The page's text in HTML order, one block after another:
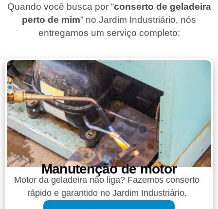
Quando você busca por “conserto de geladeira
perto de mim” no Jardim Industriário, nós
entregamos um serviço completo:
Manutenção de motor
Motor da geladeira não liga? Fazemos conserto
rápido e garantido no Jardim Industriário.